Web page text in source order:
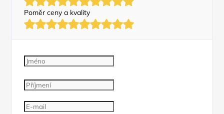
Poměr ceny a kvality